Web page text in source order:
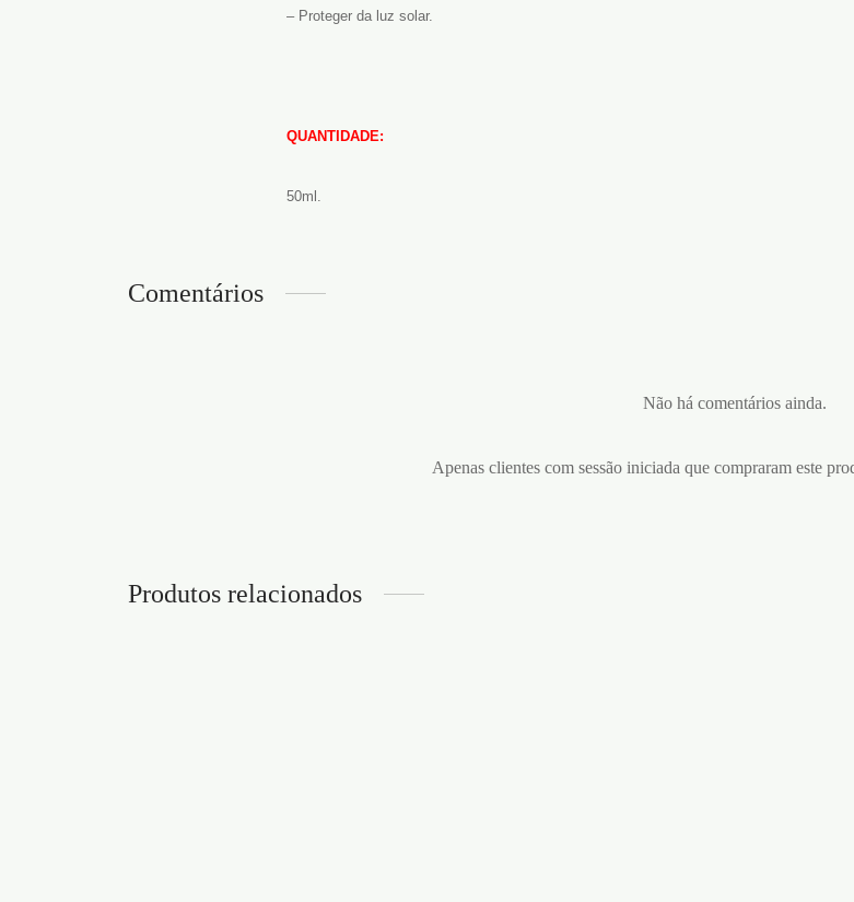
– Proteger da luz solar.
QUANTIDADE:
50ml.
Comentários
Não há comentários ainda.
Apenas clientes com sessão iniciada que compraram este
Produtos relacionados